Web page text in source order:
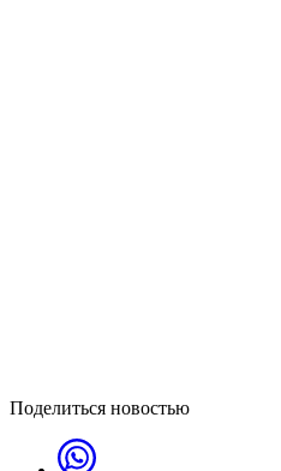
Поделиться новостью